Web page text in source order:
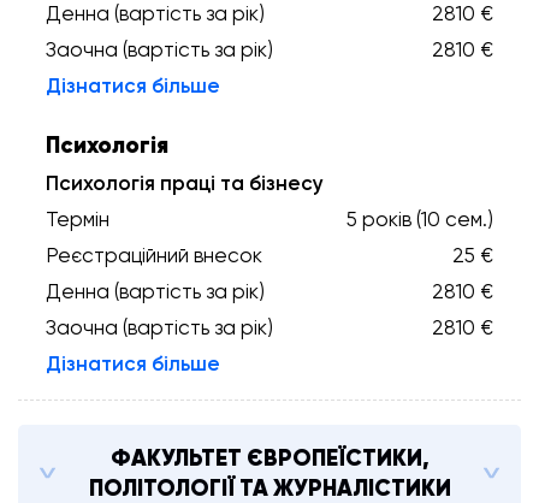
Денна (вартість за рік)
2810 €
Заочна (вартість за рік)
2810 €
Дізнатися більше
Психологія
Психологія праці та бізнесу
Термін
5 років (10 сем.)
Реєстраційний внесок
25 €
Денна (вартість за рік)
2810 €
Заочна (вартість за рік)
2810 €
Дізнатися більше
ФАКУЛЬТЕТ ЄВРОПЕЇСТИКИ,
ПОЛІТОЛОГІЇ ТА ЖУРНАЛІСТИКИ